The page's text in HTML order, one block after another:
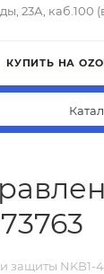
23А, каб.100
КУПИТЬ НА
защиты NKB1-